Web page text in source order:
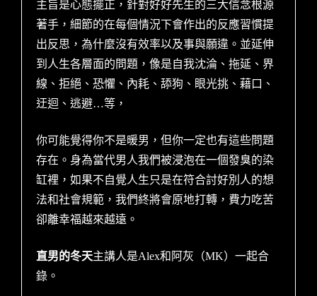
主旨是心態擺正，針對好好先生的三大信念根源
著手，細節的在每個情況下會作出的反應習慣提
出反思，為什麼沒有效率以及事與願違。並延伸
到人生各層面的問題，像是自我沈淪、拖延、界
線、拒絕、恐懼、內耗、舔狗、眼光挑、藉口、
迂迴、逃避…等，
你可能覺得你不是暖男，但你一定也有這些問題
存在。身為當代男人我們被浸泡在一個發臭的染
缸裡，如果不自覺人生只是在符合討好別人的想
法和社會規範，我們終將會原地打轉，費力吃苦
卻離幸福越來越遠。
直男的冬天主講人是Alex和阿灰（MK）一起合
錄。